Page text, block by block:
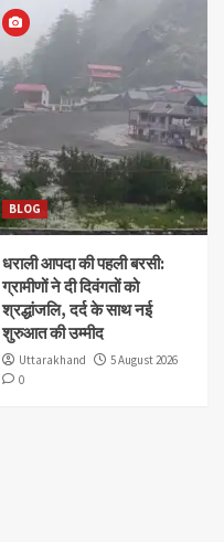
BLOG
धराली आपदा की पहली बरसी:
ग्रामीणों ने दी दिवंगतों को
श्रद्धांजलि, दर्द के साथ नई
शुरुआत की उम्मीद
Uttarakhand
5 August 2026
0